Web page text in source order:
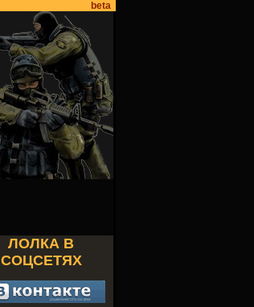
beta
ЛОЛКА В
СОЦСЕТЯХ